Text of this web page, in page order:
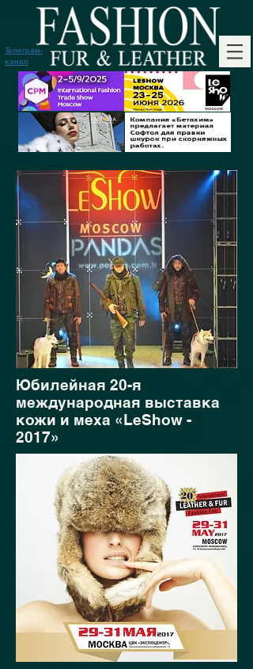
Телеграм-
канал
Юбилейная 20-я
международная выставка
кожи и меха «LeShow -
2017»